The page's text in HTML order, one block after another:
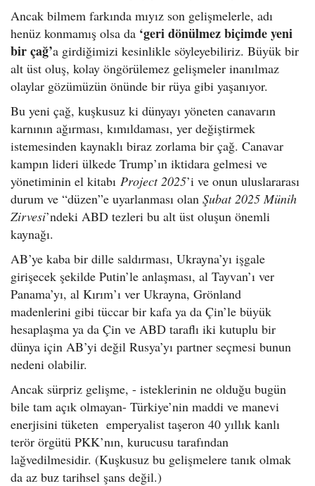
Ancak bilmem farkında mıyız son gelişmelerle, adı
henüz konmamış olsa da ‘geri dönülmez biçimde yeni
bir çağ’a girdiğimizi kesinlikle söyleyebiliriz. Büyük bir
alt üst oluş, kolay öngörülemez gelişmeler inanılmaz
olaylar gözümüzün önünde bir rüya gibi yaşanıyor.
Bu yeni çağ, kuşkusuz ki dünyayı yöneten canavarın
karnının ağırması, kımıldaması, yer değiştirmek
istemesinden kaynaklı biraz zorlama bir çağ. Canavar
kampın lideri ülkede Trump’ın iktidara gelmesi ve
yönetiminin el kitabı Project 2025’i ve onun uluslararası
durum ve “düzen”e uyarlanması olan Şubat 2025 Münih
Zirvesi’ndeki ABD tezleri bu alt üst oluşun önemli
kaynağı.
AB’ye kaba bir dille saldırması, Ukrayna’yı işgale
girişecek şekilde Putin’le anlaşması, al Tayvan’ı ver
Panama’yı, al Kırım’ı ver Ukrayna, Grönland
madenlerini gibi tüccar bir kafa ya da Çin’le büyük
hesaplaşma ya da Çin ve ABD taraflı iki kutuplu bir
dünya için AB’yi değil Rusya’yı partner seçmesi bunun
nedeni olabilir.
Ancak sürpriz gelişme, - isteklerinin ne olduğu bugün
bile tam açık olmayan- Türkiye’nin maddi ve manevi
enerjisini tüketen emperyalist taşeron 40 yıllık kanlı
terör örgütü PKK’nın, kurucusu tarafından
lağvedilmesidir. (Kuşkusuz bu gelişmelere tanık olmak
da az buz tarihsel şans değil.)